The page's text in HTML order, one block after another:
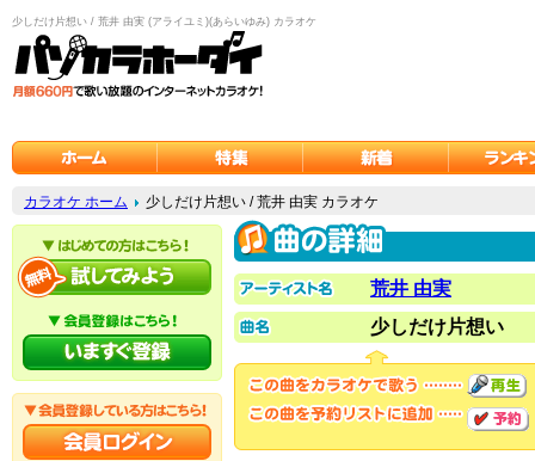
少しだけ片想い / 荒井 由実 (アライユミ)(あらいゆみ) カラオケ
カラオケ ホーム 少しだけ片想い / 荒井 由実 カラオケ
荒井 由実
少しだけ片想い